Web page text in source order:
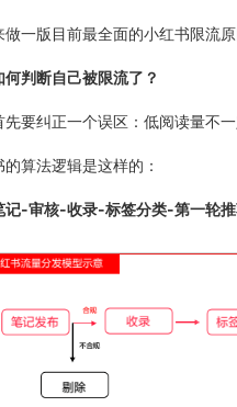
做一版目前最全面的小红书限流
何判断自己被限流了？
先要纠正一个误区：低阅读量不
的算法逻辑是这样的：
记-审核-收录-标签分类-第一轮